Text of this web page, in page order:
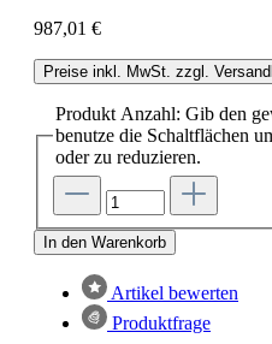
987,01 €
Preise inkl. MwSt. zzgl.
Produkt Anzahl: Gib den
benutze die Schaltflächen
oder zu reduzieren.
In den Warenkorb
Artikel bewerten
Produktfrage